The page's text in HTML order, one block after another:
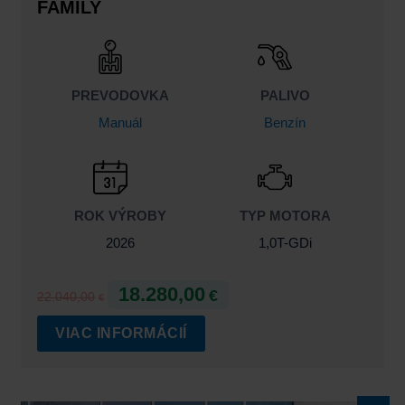
FAMILY
PREVODOVKA
Manuál
PALIVO
Benzín
ROK VÝROBY
2026
TYP MOTORA
1,0T-GDi
22.040,00 € 18.280,00 €
VIAC INFORMÁCIÍ